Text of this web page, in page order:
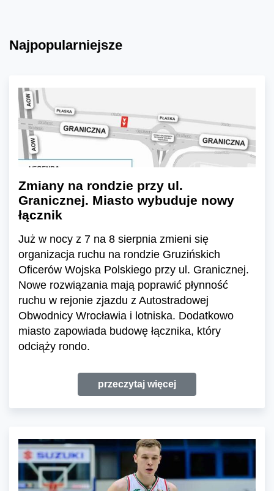
Najpopularniejsze
Zmiany na rondzie przy ul.
Granicznej. Miasto wybuduje nowy
łącznik
Już w nocy z 7 na 8 sierpnia zmieni się
organizacja ruchu na rondzie Gruzińskich
Oficerów Wojska Polskiego przy ul. Granicznej.
Nowe rozwiązania mają poprawić płynność
ruchu w rejonie zjazdu z Autostradowej
Obwodnicy Wrocławia i lotniska. Dodatkowo
miasto zapowiada budowę łącznika, który
odciąży rondo.
przeczytaj więcej